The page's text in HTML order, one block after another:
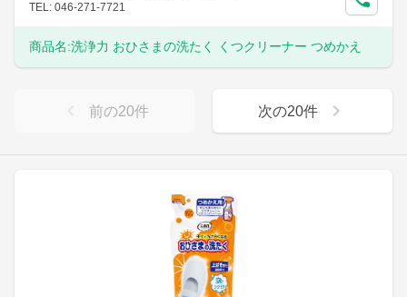
TEL: 046-271-7721
商品名:洗浄力 おひさまの洗たく くつクリーナー つめかえ
前の20件 次の20件